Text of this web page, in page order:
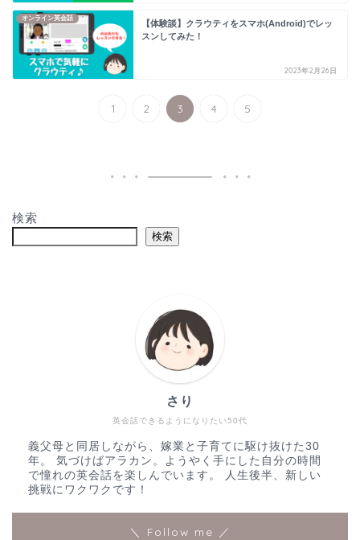
オンライン英会話
【体験談】クラウティをスマホ(Android)でレッ
スンしてみた！
2023年2月26日
1 2 3 4 5
検索
検索
英会話できるようになりたい50代
さり
義父母と同居しながら、嫁業と子育てに駆け抜けた30
年。 気づけばアラカン。ようやく手にした自分の時間
で憧れの英会話を楽しんでいます。 人生後半、新しい
挑戦にワクワクです！
＼ Follow me ／